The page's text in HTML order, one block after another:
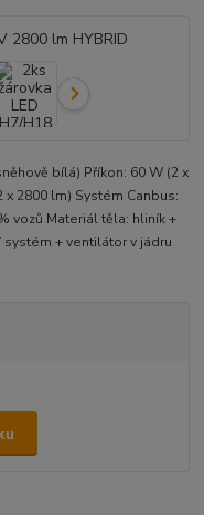
bílá) Příkon: 60 W (2 x
2800 lm) Systém Canbus:
vozů Materiál těla: hliník +
+ ventilátor v jádru